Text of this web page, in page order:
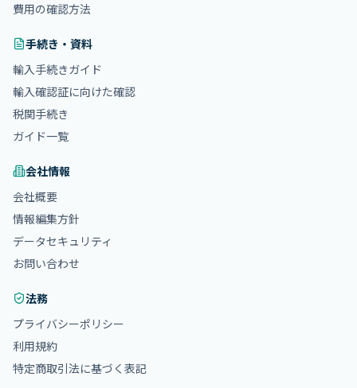
費用の確認方法
手続き・資料
輸入手続きガイド
輸入確認証に向けた確認
税関手続き
ガイド一覧
会社情報
会社概要
情報編集方針
データセキュリティ
お問い合わせ
法務
プライバシーポリシー
利用規約
特定商取引法に基づく表記